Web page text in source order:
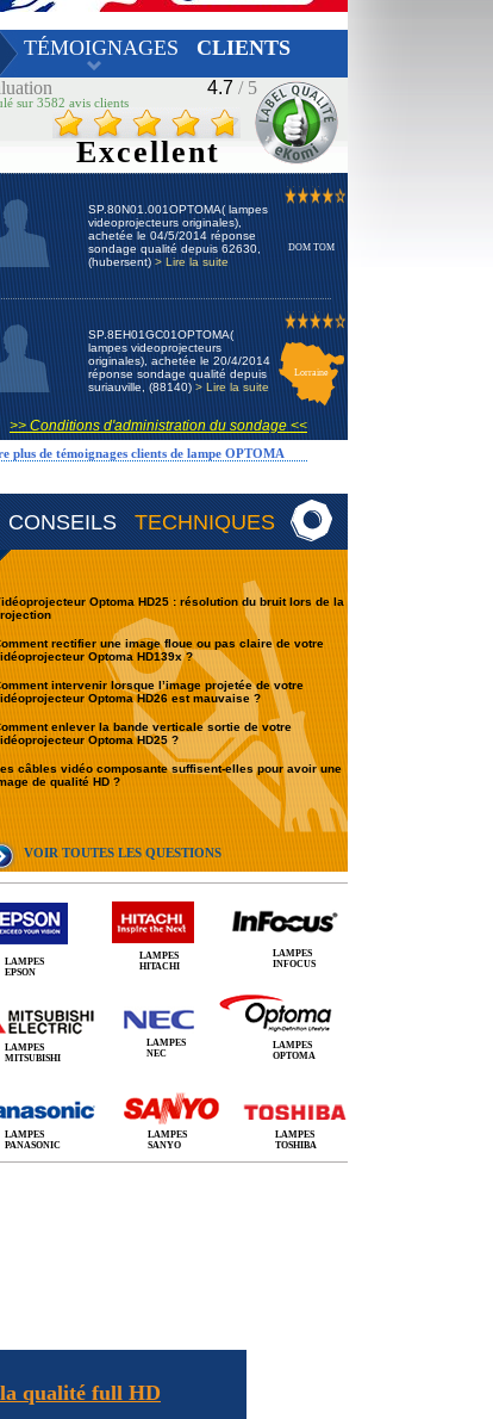
CONSEILS TECHNIQUES
Optoma HD25 : résolution du bruit lors de la
rectifier une image floue ou pas claire de votre
Optoma HD139x ?
intervenir lorsque l’image projetée de votre
Optoma HD26 est mauvaise ?
enlever la bande verticale sortie de votre
Optoma HD25 ?
câbles vidéo composante suffisent-elles pour avoir une
de qualité HD ?
VOIR TOUTES LES QUESTIONS
TÉMOIGNAGES CLIENTS
4.7 / 5
sur 3582 avis clients
Excellent
SP.80N01.001OPTOMA( lampes
videoprojecteurs originales),
achetée le 04/5/2014 réponse
sondage qualité depuis 62630,
(hubersent) > Lire la suite
DOM TOM
SP.8EH01GC01OPTOMA(
lampes videoprojecteurs
originales), achetée le 20/4/2014
réponse sondage qualité depuis
suriauville, (88140) > Lire la suite
Lorraine
>> Conditions d'administration du sondage <<
plus de témoignages clients de lampe OPTOMA
LAMPES
EPSON
LAMPES
HITACHI
LAMPES
INFOCUS
LAMPES
MITSUBISHI
LAMPES
NEC
LAMPES
OPTOMA
LAMPES
PANASONIC
LAMPES
SANYO
LAMPES
TOSHIBA
qualité full HD